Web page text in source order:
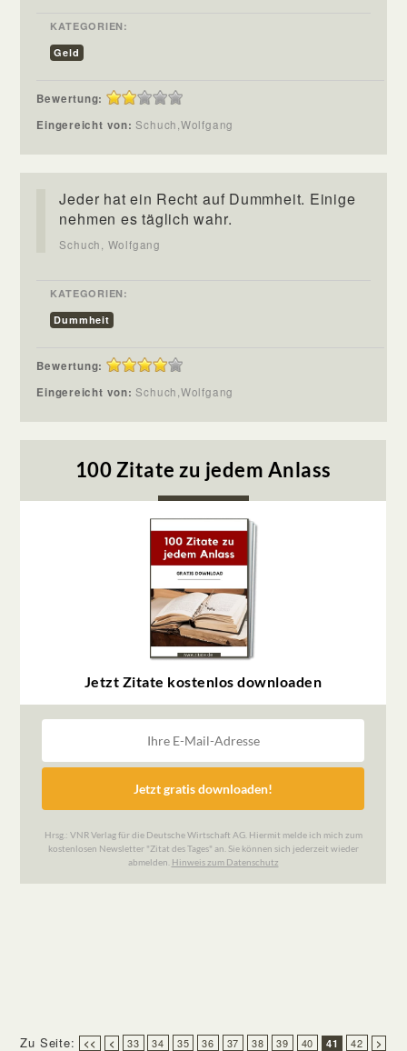
KATEGORIEN:
Geld
Bewertung:
Eingereicht von:Schuch,Wolfgang
Jeder hat ein Recht auf Dummheit. Einige
nehmen es täglich wahr.
Schuch, Wolfgang
KATEGORIEN:
Dummheit
Bewertung:
Eingereicht von:Schuch,Wolfgang
Zu Seite: << < 33 34 35 36 37 38 39 40 41 42 >